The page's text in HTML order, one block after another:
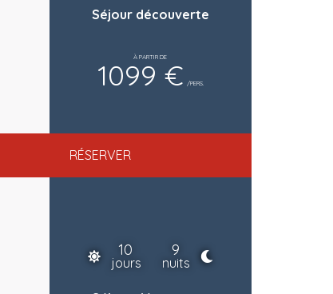
Séjour découverte
À PARTIR DE
1099 € /PERS.
RÉSERVER
10
jours
9
nuits